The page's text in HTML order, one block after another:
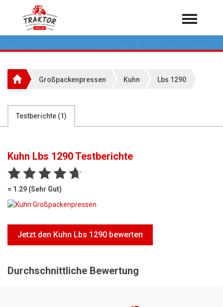
Home
Rundballenpressen
Teleskoplader
Motorsägen
Hoflader
Freischneider
Über 7.000 Testberichte
Großpackenpressen Kuhn Lbs 1290
Testberichte (1)
Kuhn Lbs 1290Testberichte
= 1.29 (Sehr Gut)
Jetzt den Kuhn Lbs 1290 bewerten
Durchschnittliche Bewertung